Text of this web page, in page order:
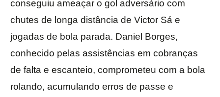
conseguiu ameaçar o gol adversário com
chutes de longa distância de Victor Sá e
jogadas de bola parada. Daniel Borges,
conhecido pelas assistências em cobranças
de falta e escanteio, comprometeu com a bola
rolando, acumulando erros de passe e